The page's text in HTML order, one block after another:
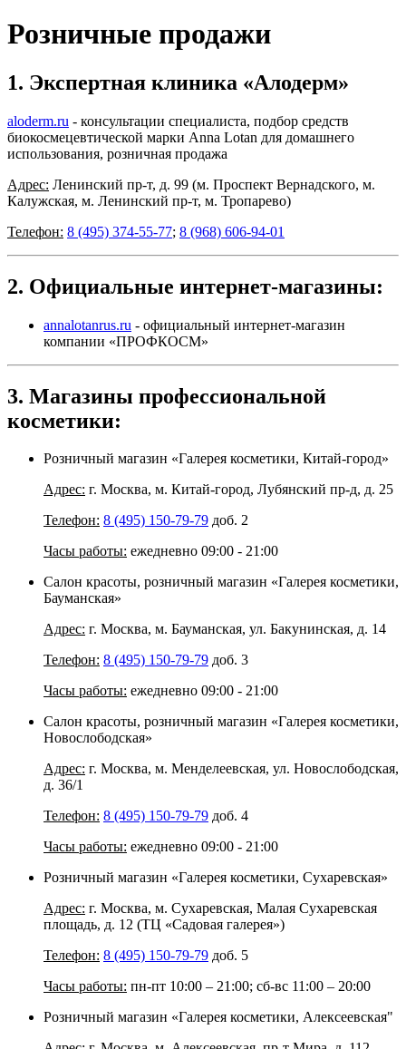
Розничные продажи
1. Экспертная клиника «Алодерм»
aloderm.ru - консультации специалиста, подбор средств
биокосмецевтической марки Anna Lotan для домашнего
использования, розничная продажа
Адрес: Ленинский пр-т, д. 99 (м. Проспект Вернадского, м.
Калужская, м. Ленинский пр-т, м. Тропарево)
Телефон: 8 (495) 374-55-77; 8 (968) 606-94-01
2. Официальные интернет-магазины:
annalotanrus.ru - официальный интернет-магазин
компании «ПРОФКОСМ»
3. Магазины профессиональной
косметики:
Розничный магазин «Галерея косметики, Китай-город»
Адрес: г. Москва, м. Китай-город, Лубянский пр-д, д. 25
Телефон: 8 (495) 150-79-79 доб. 2
Часы работы: ежедневно 09:00 - 21:00
Салон красоты, розничный магазин «Галерея косметики,
Бауманская»
Адрес: г. Москва, м. Бауманская, ул. Бакунинская, д. 14
Телефон: 8 (495) 150-79-79 доб. 3
Часы работы: ежедневно 09:00 - 21:00
Салон красоты, розничный магазин «Галерея косметики,
Новослободская»
Адрес: г. Москва, м. Менделеевская, ул. Новослободская,
д. 36/1
Телефон: 8 (495) 150-79-79 доб. 4
Часы работы: ежедневно 09:00 - 21:00
Розничный магазин «Галерея косметики, Сухаревская»
Адрес: г. Москва, м. Сухаревская, Малая Сухаревская
площадь, д. 12 (ТЦ «Садовая галерея»)
Телефон: 8 (495) 150-79-79 доб. 5
Часы работы: пн-пт 10:00 – 21:00; сб-вс 11:00 – 20:00
Розничный магазин «Галерея косметики, Алексеевская"